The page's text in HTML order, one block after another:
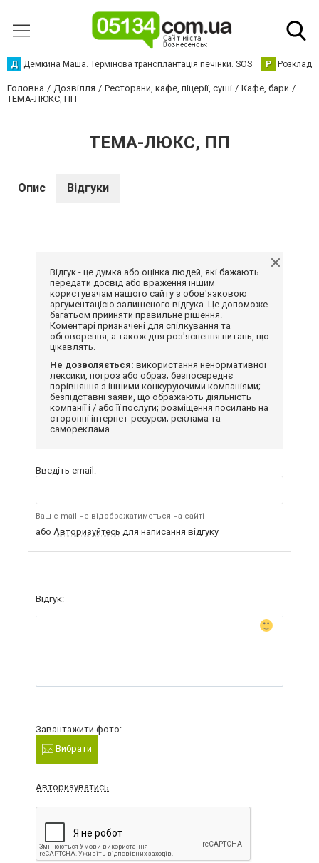
Д Демкина Маша. Термінова трансплантація печінки. SOS Р Розклад
Головна Дозвілля Ресторани, кафе, піцерії, суші
Кафе, бари
ТЕМА-ЛЮКС, ПП
ТЕМА-ЛЮКС, ПП
Опис Відгуки
Відгук - це думка або оцінка людей, які бажають
передати досвід або враження іншим
користувачам нашого сайту з обов'язковою
аргументацією залишеного відгука. Це допоможе
багатьом прийняти правильне рішення.
Коментарі призначені для спілкування та
обговорення, а також для роз'яснення питань, що
цікавлять.
Не дозволяється: використання ненормативної
лексики, погроз або образ; безпосереднє
порівняння з іншими конкуруючими компаніями;
безпідставні заяви, що ображають діяльність
компанії і / або її послуги; розміщення посилань на
сторонні інтернет-ресурси; реклама та
самореклама.
Введіть email:
Ваш e-mail не відображатиметься на сайті
або Авторизуйтесь для написання відгуку
Відгук:
Завантажити фото:
Вибрати
Авторизуватись